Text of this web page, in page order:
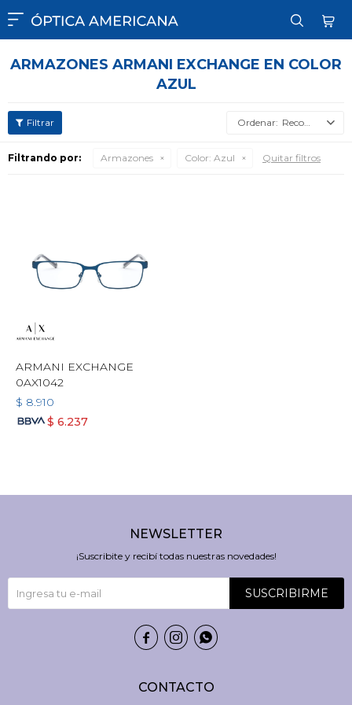

ARMAZONES ARMANI EXCHANGE EN COLOR
AZUL
Recomendados
Filtrando por: Armazones Color: Azul Quitar filtros
ARMANI EXCHANGE
0AX1042
$ 8.910
$ 6.237
CONTACTO
NEWSLETTER
¡Suscribite y recibí todas nuestras novedades!
SUSCRIBIRME
  